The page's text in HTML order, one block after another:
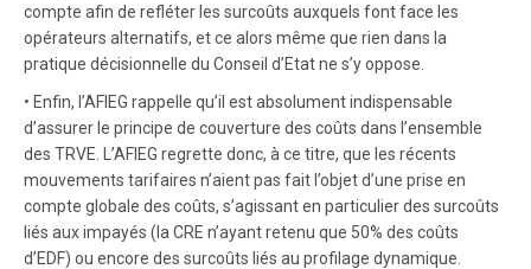
compte afin de refléter les surcoûts auxquels font face les
opérateurs alternatifs, et ce alors même que rien dans la
pratique décisionnelle du Conseil d’Etat ne s’y oppose.
• Enfin, l’AFIEG rappelle qu’il est absolument indispensable
d’assurer le principe de couverture des coûts dans l’ensemble
des TRVE. L’AFIEG regrette donc, à ce titre, que les récents
mouvements tarifaires n’aient pas fait l’objet d’une prise en
compte globale des coûts, s’agissant en particulier des surcoûts
liés aux impayés (la CRE n’ayant retenu que 50% des coûts
d’EDF) ou encore des surcoûts liés au profilage dynamique.